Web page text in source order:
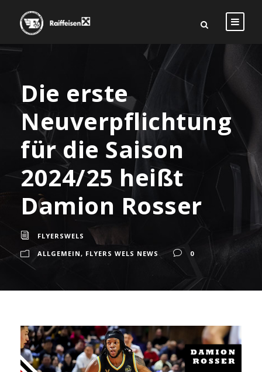
Die erste
Neuverpflichtung
für die Saison
2024/25 heißt
Damion Rosser
FLYERSWELS
ALLGEMEIN, FLYERS WELS NEWS 0